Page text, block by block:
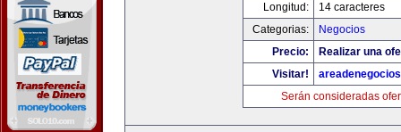
Longitud:
14 caracteres
Categorias:
Negocios
Precio:
Realizar una
Visitar!
Serán consideradas